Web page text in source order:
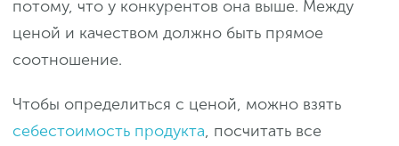
потому, что у конкурентов она выше. Между
ценой и качеством должно быть прямое
соотношение.
Чтобы определиться с ценой, можно взять
себестоимость продукта, посчитать все